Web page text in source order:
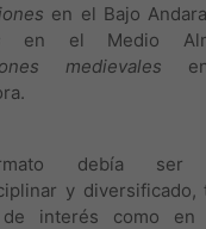
en el Bajo
en el Medio
medievales
debía ser
y diversificado,
de interés como en